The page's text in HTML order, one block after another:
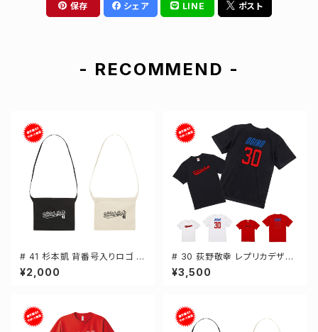
保存 シェア LINE ポスト
- RECOMMEND -
# 41 杉本凱 背番号入りロゴ キ
ャンバスサコッシュ 選手還元 2
カラー 001461
¥2,000
# 30 荻野敬幸 レプリカデザイ
ン 3カラー 選手還元 半袖Tシャ
ツ S-XXXLサイズ 500101
¥3,500